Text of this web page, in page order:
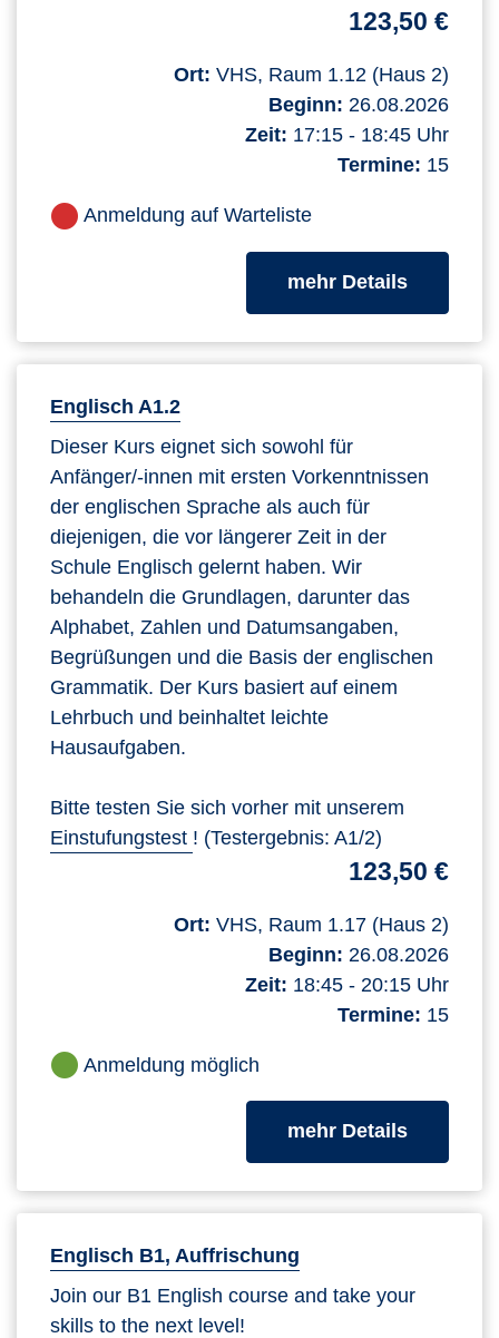
123,50 €
Ort: VHS, Raum 1.12 (Haus 2)
Beginn: 26.08.2026
Zeit: 17:15 - 18:45 Uhr
Termine: 15
Anmeldung auf Warteliste
mehr Detailszum
Englisch A1.2
Dieser Kurs eignet sich sowohl für
Anfänger/-innen mit ersten Vorkenntnissen
der englischen Sprache als auch für
diejenigen, die vor längerer Zeit in der
Schule Englisch gelernt haben. Wir
behandeln die Grundlagen, darunter das
Alphabet, Zahlen und Datumsangaben,
Begrüßungen und die Basis der englischen
Grammatik. Der Kurs basiert auf einem
Lehrbuch und beinhaltet leichte
Hausaufgaben.
Bitte testen Sie sich vorher mit unserem
Einstufungstest ! (Testergebnis: A1/2)
123,50 €
Ort: VHS, Raum 1.17 (Haus 2)
Beginn: 26.08.2026
Zeit: 18:45 - 20:15 Uhr
Termine: 15
Anmeldung möglich
mehr Detailszum
Englisch B1, Auffrischung
Join our B1 English course and take your
skills to the next level!